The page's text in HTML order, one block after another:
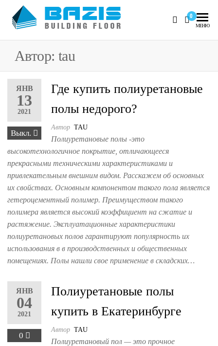
content
Промышленные
0
МЕНЮ
Автор: tau
ЯНВ
13
2021
Выкл.
Где купить полиуретановые
полы недорого?
Автор TAU
Полиуретановые полы -это
высокотехнологичное покрытие, отличающееся
прекрасными техническими характеристиками и
привлекательным внешним видом. Расскажем об основных
их свойствах. Основным компонентом такого пола является
гетероцементный полимер. Преимуществом такого
полимера является высокий коэффициент на сжатие и
растяжение. Эксплуатационные характеристики
полиуретановых полов гарантируют популярность их
использования в в производственных и общественных
помещениях. Полы нашли свое применение в складских…
ЯНВ
04
2021
0
Полиуретановые полы
купить в Екатеринбурге
Автор TAU
Полиуретановый пол — это прочное